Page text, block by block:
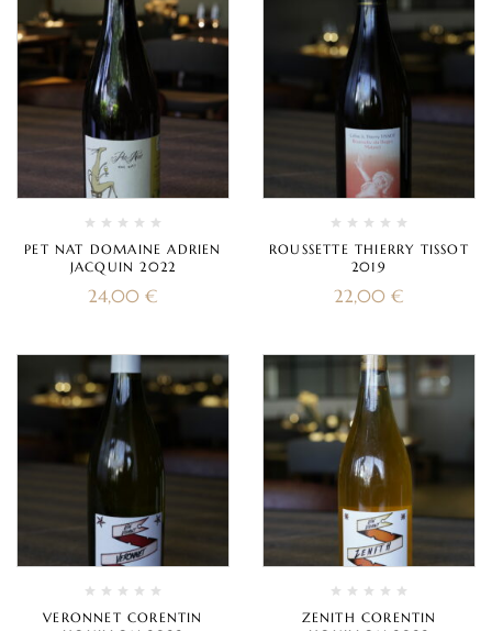
PET NAT DOMAINE ADRIEN
JACQUIN 2022
24,00 €
ROUSSETTE THIERRY TISSOT
2019
22,00 €
VERONNET CORENTIN
ZENITH CORENTIN